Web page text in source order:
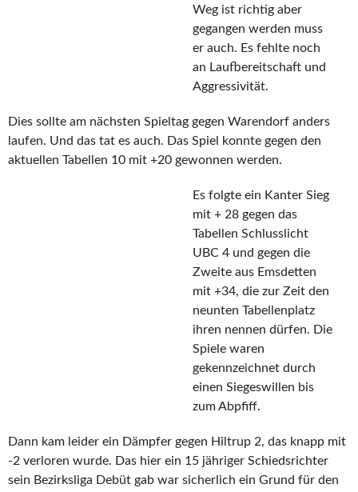
Weg ist richtig aber
gegangen werden muss
er auch. Es fehlte noch
an Laufbereitschaft und
Aggressivität.
Dies sollte am nächsten Spieltag gegen Warendorf anders
laufen. Und das tat es auch. Das Spiel konnte gegen den
aktuellen Tabellen 10 mit +20 gewonnen werden.
Es folgte ein Kanter Sieg
mit + 28 gegen das
Tabellen Schlusslicht
UBC 4 und gegen die
Zweite aus Emsdetten
mit +34, die zur Zeit den
neunten Tabellenplatz
ihren nennen dürfen. Die
Spiele waren
gekennzeichnet durch
einen Siegeswillen bis
zum Abpfiff.
Dann kam leider ein Dämpfer gegen Hiltrup 2, das knapp mit
-2 verloren wurde. Das hier ein 15 jähriger Schiedsrichter
sein Bezirksliga Debüt gab war sicherlich ein Grund für den